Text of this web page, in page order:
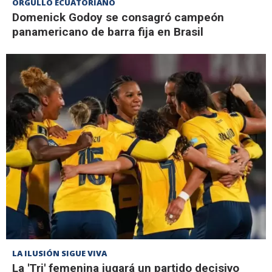
ORGULLO ECUATORIANO
Domenick Godoy se consagró campeón
panamericano de barra fija en Brasil
LA ILUSIÓN SIGUE VIVA
La 'Tri' femenina jugará un partido decisivo